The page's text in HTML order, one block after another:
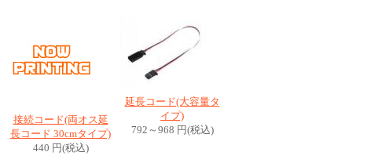
接続コード(両オス延
長コード 30cmタイプ)
440 円(税込)
延長コード(大容量タ
イプ)
792～968 円(税込)